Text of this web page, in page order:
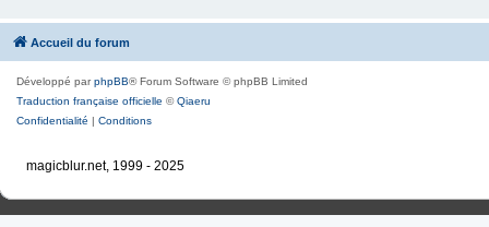
Accueil du forum
Développé parphpBB® Forum Software © phpBB Limited
Traduction française officielle ©Qiaeru
Confidentialité | Conditions
magicblur.net, 1999 - 2025